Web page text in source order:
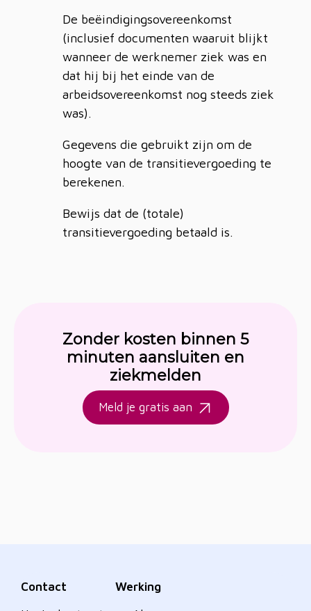
De beëindigingsovereenkomst
(inclusief documenten waaruit blijkt
wanneer de werknemer ziek was en
dat hij bij het einde van de
arbeidsovereenkomst nog steeds ziek
was).
Gegevens die gebruikt zijn om de
hoogte van de transitievergoeding te
berekenen.
Bewijs dat de (totale)
transitievergoeding betaald is.
Zonder kosten binnen 5
minuten aansluiten en
ziekmelden
Meld je gratis aan
Contact
Werking